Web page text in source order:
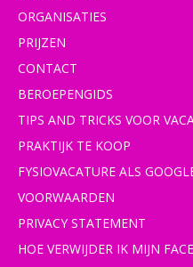
ORGANISATIES
PRIJZEN
CONTACT
BEROEPENGIDS
TIPS AND TRICKS VOOR
PRAKTIJK TE KOOP
FYSIOVACATURE ALS
VOORWAARDEN
PRIVACY STATEMENT
HOE VERWIJDER IK MIJN